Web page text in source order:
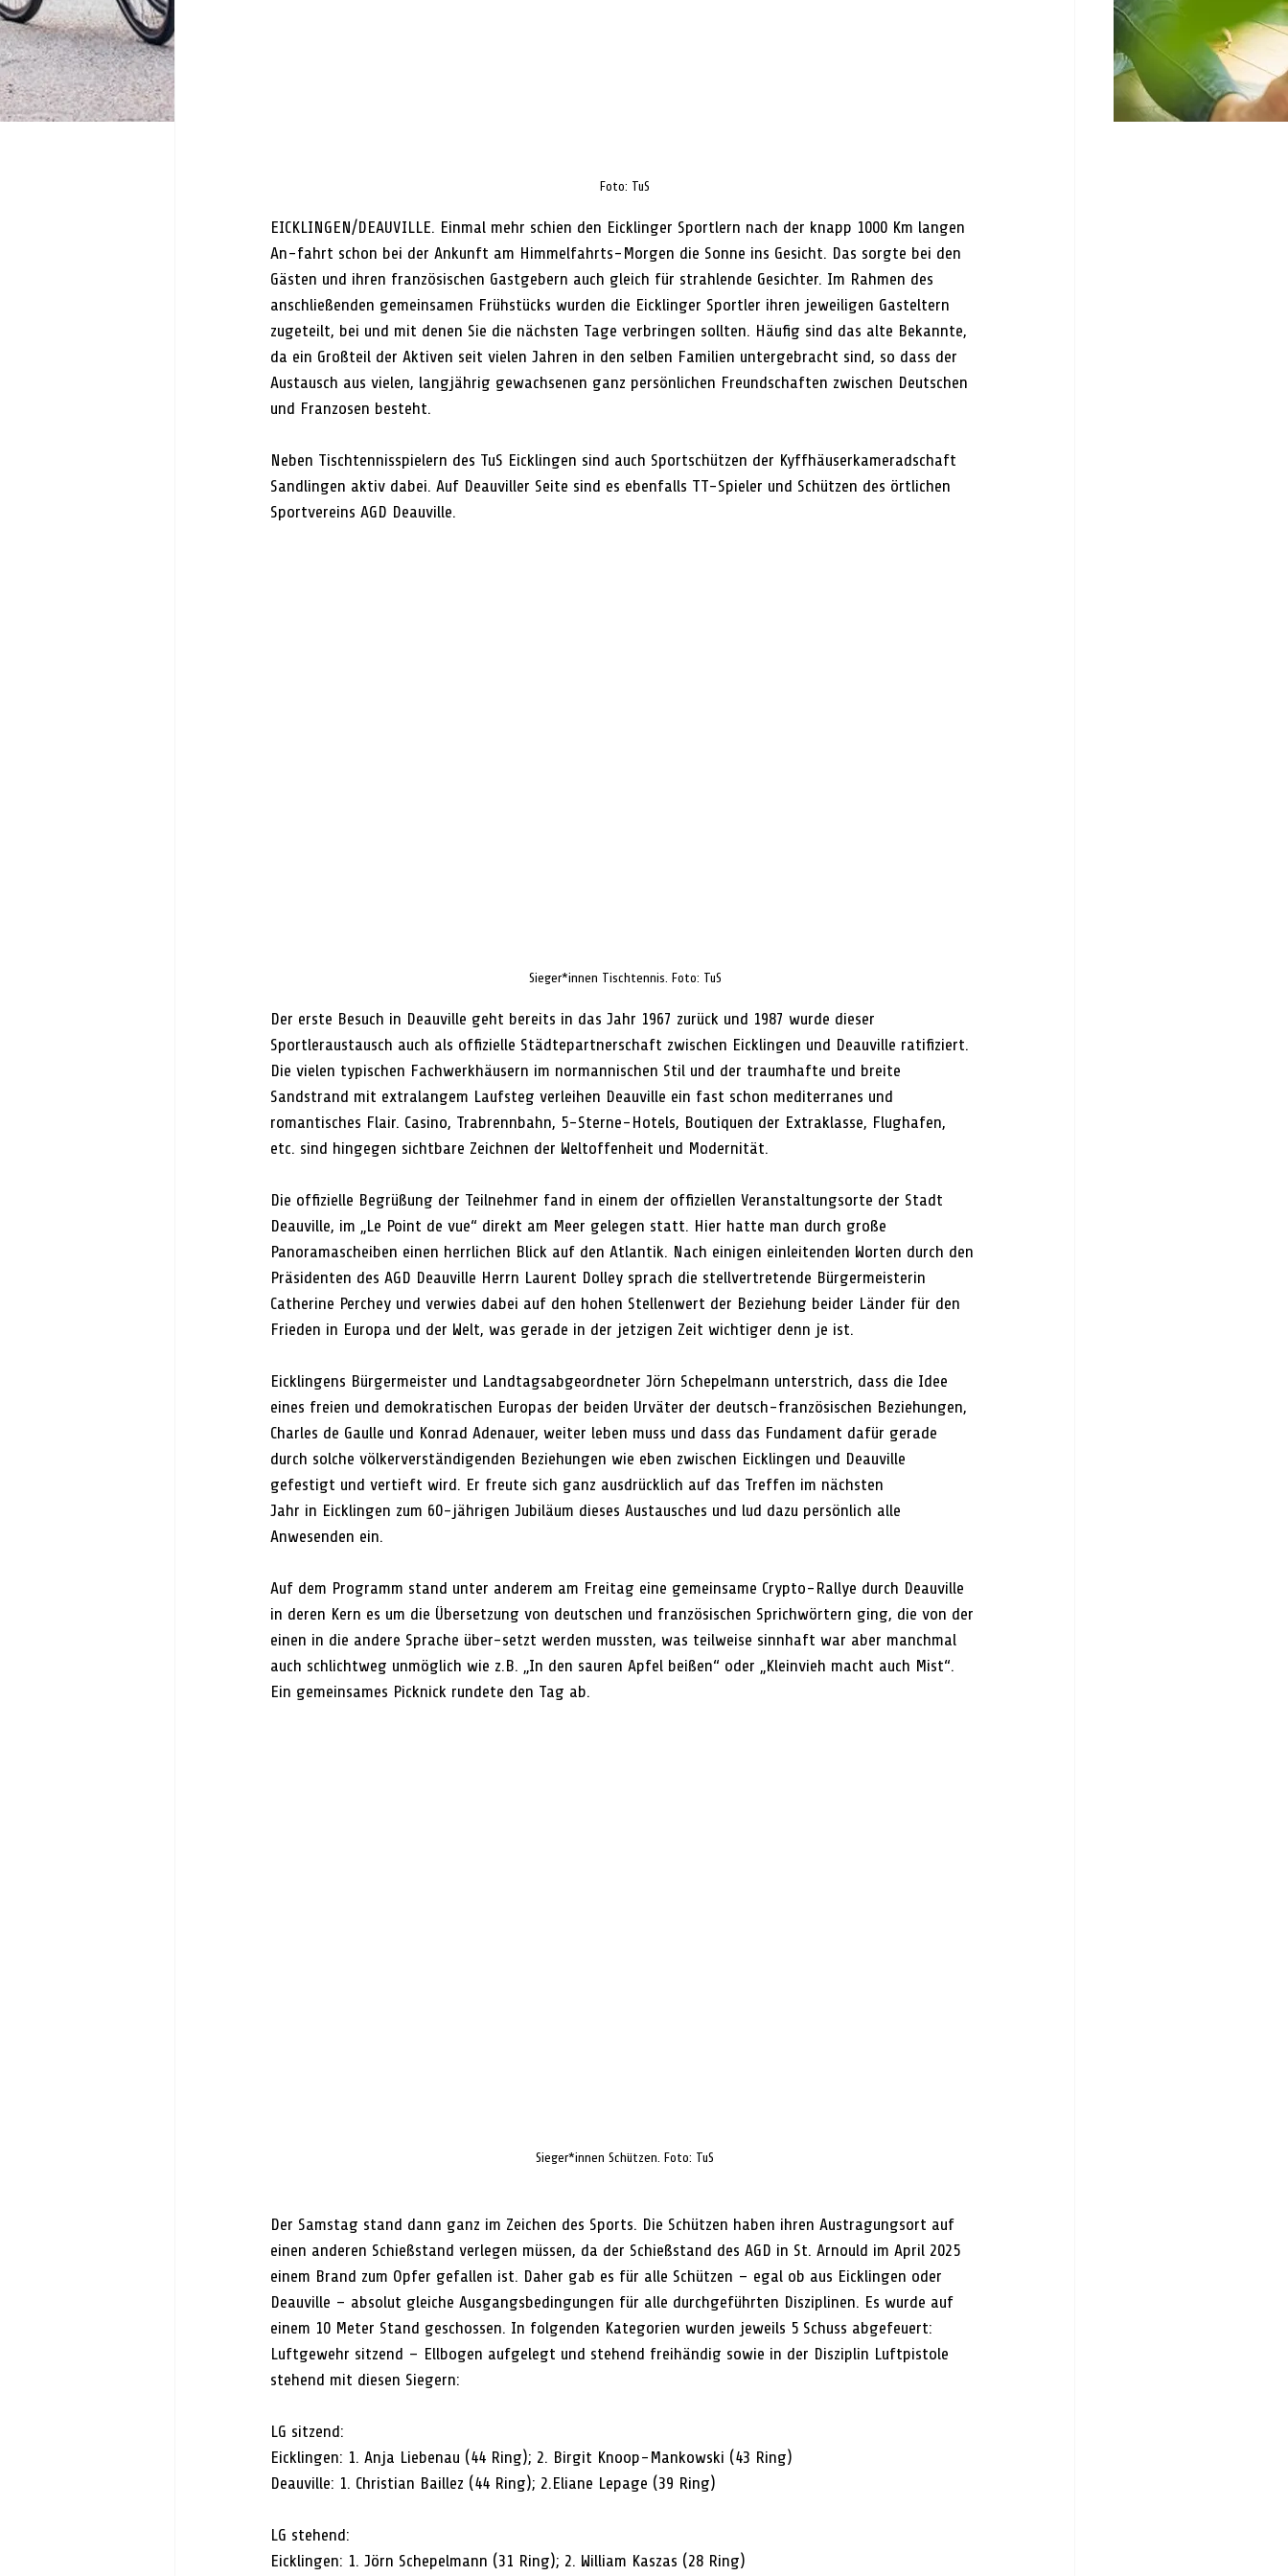
Foto: TuS
EICKLINGEN/DEAUVILLE. Einmal mehr schien den Eicklinger Sportlern nach der knapp 1000 Km langen
An-fahrt schon bei der Ankunft am Himmelfahrts-Morgen die Sonne ins Gesicht. Das sorgte bei den
Gästen und ihren französischen Gastgebern auch gleich für strahlende Gesichter. Im Rahmen des
anschließenden gemeinsamen Frühstücks wurden die Eicklinger Sportler ihren jeweiligen Gasteltern
zugeteilt, bei und mit denen Sie die nächsten Tage verbringen sollten. Häufig sind das alte Bekannte,
da ein Großteil der Aktiven seit vielen Jahren in den selben Familien untergebracht sind, so dass der
Austausch aus vielen, langjährig gewachsenen ganz persönlichen Freundschaften zwischen Deutschen
und Franzosen besteht.
Neben Tischtennisspielern des TuS Eicklingen sind auch Sportschützen der Kyffhäuserkameradschaft
Sandlingen aktiv dabei. Auf Deauviller Seite sind es ebenfalls TT-Spieler und Schützen des örtlichen
Sportvereins AGD Deauville.
Sieger*innen Tischtennis. Foto: TuS
Der erste Besuch in Deauville geht bereits in das Jahr 1967 zurück und 1987 wurde dieser
Sportleraustausch auch als offizielle Städtepartnerschaft zwischen Eicklingen und Deauville ratifiziert.
Die vielen typischen Fachwerkhäusern im normannischen Stil und der traumhafte und breite
Sandstrand mit extralangem Laufsteg verleihen Deauville ein fast schon mediterranes und
romantisches Flair. Casino, Trabrennbahn, 5-Sterne-Hotels, Boutiquen der Extraklasse, Flughafen,
etc. sind hingegen sichtbare Zeichnen der Weltoffenheit und Modernität.
Die offizielle Begrüßung der Teilnehmer fand in einem der offiziellen Veranstaltungsorte der Stadt
Deauville, im „Le Point de vue“ direkt am Meer gelegen statt. Hier hatte man durch große
Panoramascheiben einen herrlichen Blick auf den Atlantik. Nach einigen einleitenden Worten durch den
Präsidenten des AGD Deauville Herrn Laurent Dolley sprach die stellvertretende Bürgermeisterin
Catherine Perchey und verwies dabei auf den hohen Stellenwert der Beziehung beider Länder für den
Frieden in Europa und der Welt, was gerade in der jetzigen Zeit wichtiger denn je ist.
Eicklingens Bürgermeister und Landtagsabgeordneter Jörn Schepelmann unterstrich, dass die Idee
eines freien und demokratischen Europas der beiden Urväter der deutsch-französischen Beziehungen,
Charles de Gaulle und Konrad Adenauer, weiter leben muss und dass das Fundament dafür gerade
durch solche völkerverständigenden Beziehungen wie eben zwischen Eicklingen und Deauville
gefestigt und vertieft wird. Er freute sich ganz ausdrücklich auf das Treffen im nächsten
Jahr in Eicklingen zum 60-jährigen Jubiläum dieses Austausches und lud dazu persönlich alle
Anwesenden ein.
Auf dem Programm stand unter anderem am Freitag eine gemeinsame Crypto-Rallye durch Deauville
in deren Kern es um die Übersetzung von deutschen und französischen Sprichwörtern ging, die von der
einen in die andere Sprache über-setzt werden mussten, was teilweise sinnhaft war aber manchmal
auch schlichtweg unmöglich wie z.B. „In den sauren Apfel beißen“ oder „Kleinvieh macht auch Mist“.
Ein gemeinsames Picknick rundete den Tag ab.
Sieger*innen Schützen. Foto: TuS
Der Samstag stand dann ganz im Zeichen des Sports. Die Schützen haben ihren Austragungsort auf
einen anderen Schießstand verlegen müssen, da der Schießstand des AGD in St. Arnould im April 2025
einem Brand zum Opfer gefallen ist. Daher gab es für alle Schützen – egal ob aus Eicklingen oder
Deauville – absolut gleiche Ausgangsbedingungen für alle durchgeführten Disziplinen. Es wurde auf
einem 10 Meter Stand geschossen. In folgenden Kategorien wurden jeweils 5 Schuss abgefeuert:
Luftgewehr sitzend – Ellbogen aufgelegt und stehend freihändig sowie in der Disziplin Luftpistole
stehend mit diesen Siegern:
LG sitzend:
Eicklingen: 1. Anja Liebenau (44 Ring); 2. Birgit Knoop-Mankowski (43 Ring)
Deauville: 1. Christian Baillez (44 Ring); 2.Eliane Lepage (39 Ring)
LG stehend:
Eicklingen: 1. Jörn Schepelmann (31 Ring); 2. William Kaszas (28 Ring)